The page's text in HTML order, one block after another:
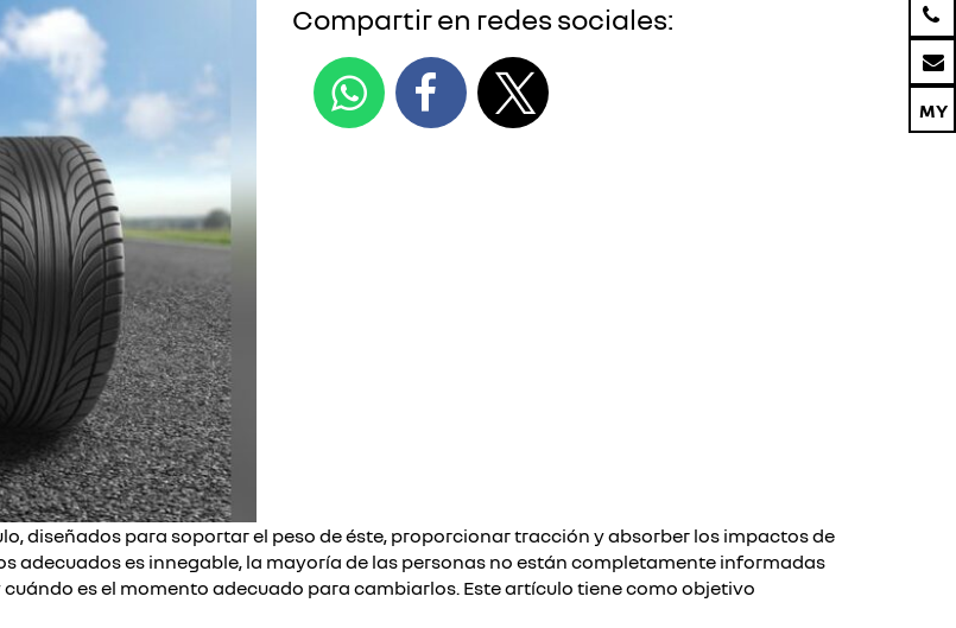
Compartir en redes sociales:
diseñados para soportar el peso de éste, proporcionar tracción y absorber los impactos de
adecuados es innegable, la mayoría de las personas no están completamente informadas
es el momento adecuado para cambiarlos. Este artículo tiene como objetivo